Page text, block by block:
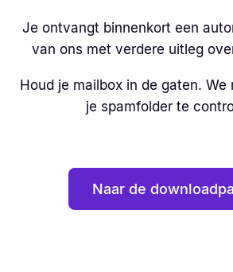
Je ontvangt binnenkort een
van ons met verdere uitleg
Houd je mailbox in de gaten. We
je spamfolder te
Naar de